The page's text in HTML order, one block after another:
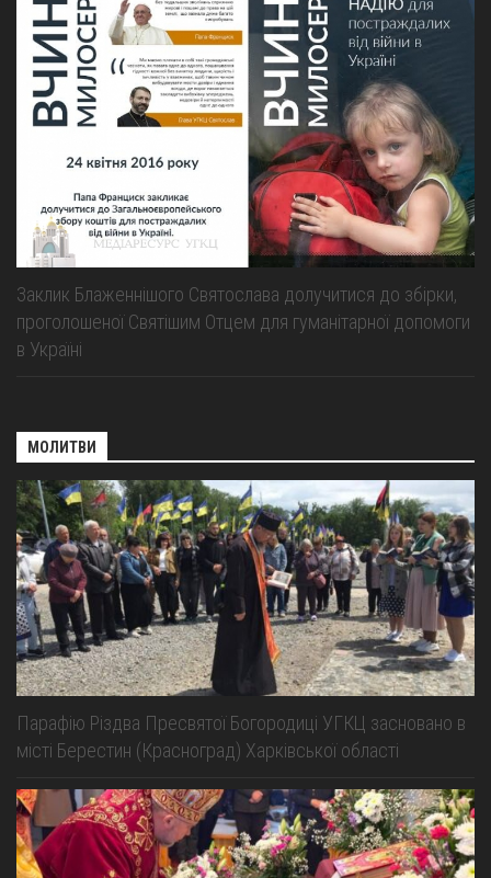
Заклик Блаженнішого Святослава долучитися до збірки,
проголошеної Святішим Отцем для гуманітарної допомоги
в Україні
МОЛИТВИ
Парафію Різдва Пресвятої Богородиці УГКЦ засновано в
місті Берестин (Красноград) Харківської області